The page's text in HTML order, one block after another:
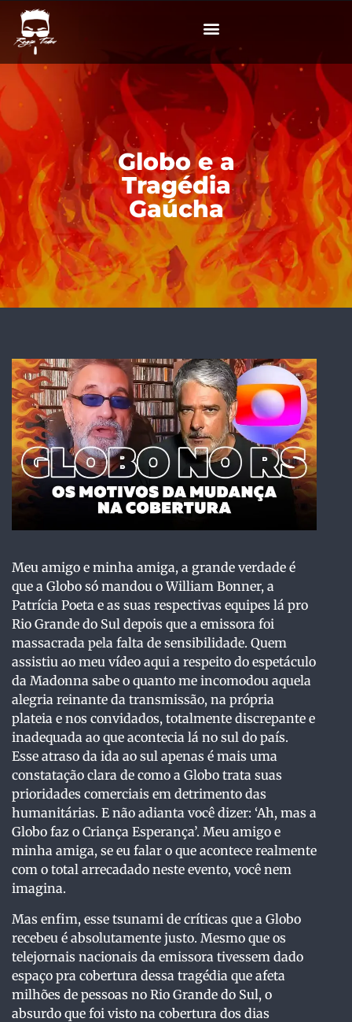
Globo e a
Tragédia
Gaúcha
Meu amigo e minha amiga, a grande verdade é
que a Globo só mandou o William Bonner, a
Patrícia Poeta e as suas respectivas equipes lá pro
Rio Grande do Sul depois que a emissora foi
massacrada pela falta de sensibilidade. Quem
assistiu ao meu vídeo aqui a respeito do espetáculo
da Madonna sabe o quanto me incomodou aquela
alegria reinante da transmissão, na própria
plateia e nos convidados, totalmente discrepante e
inadequada ao que acontecia lá no sul do país.
Esse atraso da ida ao sul apenas é mais uma
constatação clara de como a Globo trata suas
prioridades comerciais em detrimento das
humanitárias. E não adianta você dizer: ‘Ah, mas a
Globo faz o Criança Esperança’. Meu amigo e
minha amiga, se eu falar o que acontece realmente
com o total arrecadado neste evento, você nem
imagina.
Mas enfim, esse tsunami de críticas que a Globo
recebeu é absolutamente justo. Mesmo que os
telejornais nacionais da emissora tivessem dado
espaço pra cobertura dessa tragédia que afeta
milhões de pessoas no Rio Grande do Sul, o
absurdo que foi visto na cobertura dos dias